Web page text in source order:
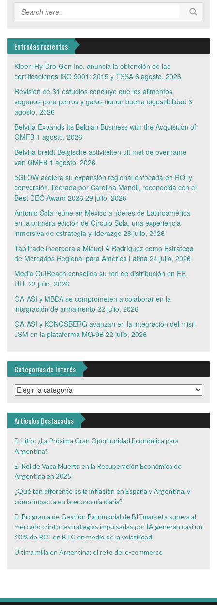
Entradas recientes
Kleen-Hy-Dro-Gen Inc. anuncia la obtención de las
certificaciones ISO 9001: 2015 y TSSA 6 agosto, 2026
Revisión de 31 estudios concluye que los alimentos
veganos para perros y gatos tienen buena digestibilidad 3
agosto, 2026
Belvilla Expands Its Belgian Business with the Acquisition of
GMFB 1 agosto, 2026
Belvilla breidt Belgische activiteiten uit met de overname
van GMFB 1 agosto, 2026
eGLOW acelera su expansión regional enfocada en ROI y
conversión, liderada por Carolina Mandil, reconocida con el
Best CEO Award 2026 29 julio, 2026
Antonio Sola reúne en México a líderes de Latinoamérica
en la primera edición de Círculo Sola, una experiencia
inmersiva de estrategia y liderazgo 28 julio, 2026
TabTrade incorpora a Miguel A Rodríguez como Estratega
de Mercados Regional para América Latina 24 julio, 2026
Media OutReach consolida su red de distribución en EE.
UU. 23 julio, 2026
GA-ASI y MBDA se comprometen a colaborar en la
integración de armamento 22 julio, 2026
GA-ASI y KONGSBERG avanzan en la integración del misil
JSM en la plataforma MQ-9B 22 julio, 2026
Categorías de Interés
Categorías
de
Artículos Destacados
El Litio: ¿La Próxima Gran Oportunidad Económica para
Argentina?
El Rol de Vaca Muerta en la Recuperación Económica de
Argentina en 2025
¿Qué tan diferente es la inflación en España y Argentina, y
cómo impacta en la economía diaria?
El Programa de Gestión Patrimonial de BITmarkets supera al
mercado cripto: estrategias impulsadas por IA generan casi un
40% de ROI en BTC en medio de la volatilidad
Última milla en Argentina: el reto del e-commerce